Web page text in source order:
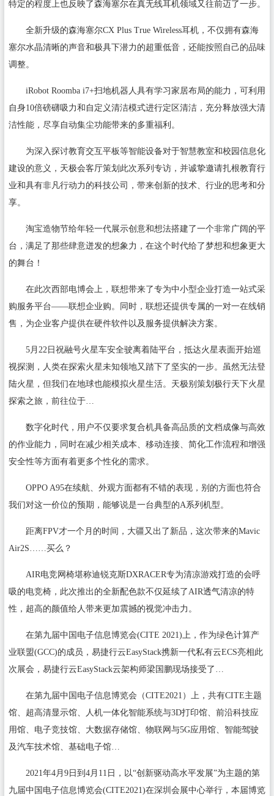
特定的程度上也反映了森海塞尔在真无线耳机领域又往前迈了一步。
全新升级的森海塞尔CX Plus True Wireless耳机，不仅拥有森海
塞尔水晶清晰的声音和极具下潜力的超重低音，还能按照自己的品味
调整。
iRobot Roomba i7+扫地机器人具有学习家居布局的能力，可利用
自身10倍磅礴吸力和自定义清洁模式进行定区清洁，充分释放强大清
洁性能，尽享自动集尘功能带来的多重福利。
为深入探讨教育交互平板等智能设备对于智慧教室和校园信息化
建设的意义，天极会客厅策划此次系列专访，并诚挚邀请扎根教育行
业和具有非凡行动力的科技公司，带来创新的技术、行业的思考和分
享。
淘宝造物节给年轻一代展示创意和想法搭建了一个非常广阔的平
台，满足了那些肆意迸发的想象力，在这个时代给了梦想和想象更大
的舞台！
在此次西部电博会上，联想带来了专为中小型企业打造一站式采
购服务平台——联想企业购。同时，联想还提供专属的一对一在线销
售，为企业客户提供在硬件软件以及服务提供解决方案。
5月22日祝融号火星车安全驶离着陆平台，抵达火星表面开始巡
视探测，人类在探索火星未知领地又踏下了坚实的一步。虽然无法登
陆火星，但我们在地球也能模拟火星生活。天极别策划极行天下火星
探索之旅，前往位于…
数字化时代，用户不仅要求复合机具备高品质的文档成像与高效
的作业能力，同时在减少相关成本、移动连接、简化工作流程和增强
安全性等方面有着更多个性化的需求。
OPPO A95在续航、外观方面都有不错的表现，别的方面也符合
我们对这一价位的预期，能够说是一台典型的A系列机型。
距离FPV才一个月的时间，大疆又出了新品，这次带来的Mavic
Air2S……买么？
AIR电竞网椅堪称迪锐克斯DXRACER专为清凉游戏打造的会呼
吸的电竞椅，此次推出的全新配色款不仅延续了AIR透气清凉的特
性，超高的颜值给人带来更加震撼的视觉冲击力。
在第九届中国电子信息博览会(CITE 2021)上，作为绿色计算产
业联盟(GCC)的成员，易捷行云EasyStack携新一代私有云ECS亮相此
次展会，易捷行云EasyStack云架构师梁国鹏现场接受了…
在第九届中国电子信息博览会（CITE2021）上，共有CITE主题
馆、超高清显示馆、人机一体化智能系统与3D打印馆、前沿科技应
用馆、电子竞技馆、大数据存储馆、物联网与5G应用馆、智能驾驶
及汽车技术馆、基础电子馆…
2021年4月9日到4月11日，以“创新驱动高水平发展”为主题的第
九届中国电子信息博览会(CITE2021)在深圳会展中心举行，本届博览